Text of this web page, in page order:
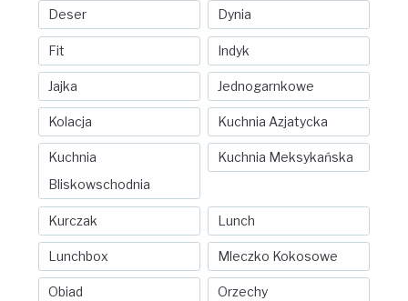
Deser Dynia
Fit Indyk
Jajka Jednogarnkowe
Kolacja Kuchnia Azjatycka
Kuchnia
Bliskowschodnia
Kuchnia Meksykańska
Kurczak Lunch
Lunchbox Mleczko Kokosowe
Obiad Orzechy